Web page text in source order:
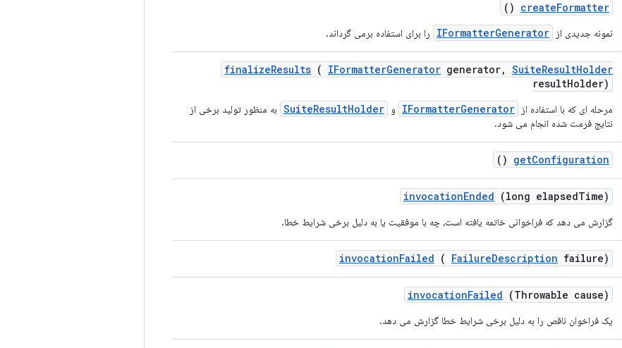
createFormatter
()
نمونه جدیدی از IFormatterGenerator را برای استفاده برمی گرداند.
finalizeResults ( IFormatterGenerator generator, SuiteResultHolder
resultHolder)
مرحله ای که با استفاده از IFormatterGenerator و SuiteResultHolder به منظور تولید برخی از
نتایج فرمت شده انجام می شود.
getConfiguration
()
invocationEnded (long elapsedTime)
گزارش می دهد که فراخوانی خاتمه یافته است، چه با موفقیت یا به دلیل برخی شرایط خطا.
invocationFailed ( FailureDescription failure)
invocationFailed (Throwable cause)
یک فراخوان ناقص را به دلیل برخی شرایط خطا گزارش می دهد.